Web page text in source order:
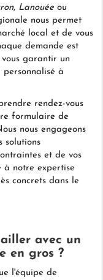
, Lanouéeou
nous permet
local et de vous
demande est
garantir un
à
rendez-vous
formulaire de
nous engageons
solutions
et de vos
à notre expertise
concrets dans le
avec un
en gros ?
l'équipe de